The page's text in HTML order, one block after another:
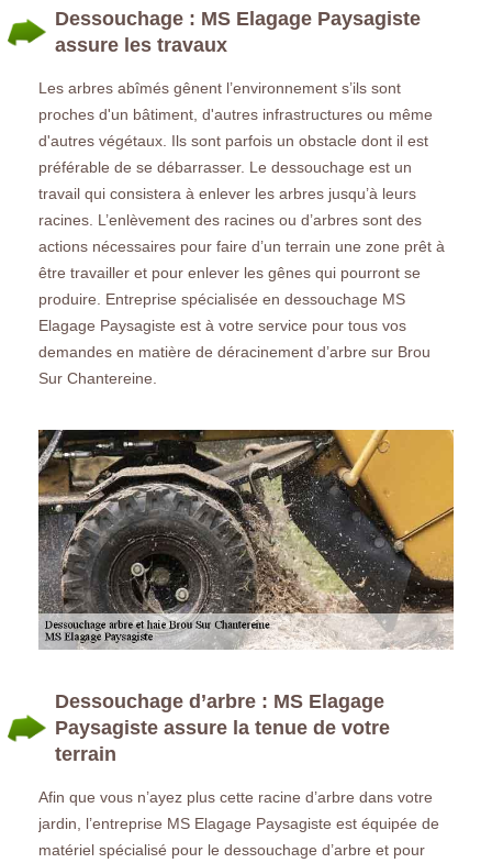
Dessouchage : MS Elagage Paysagiste
assure les travaux
Les arbres abîmés gênent l’environnement s’ils sont
proches d'un bâtiment, d'autres infrastructures ou même
d'autres végétaux. Ils sont parfois un obstacle dont il est
préférable de se débarrasser. Le dessouchage est un
travail qui consistera à enlever les arbres jusqu’à leurs
racines. L’enlèvement des racines ou d’arbres sont des
actions nécessaires pour faire d’un terrain une zone prêt à
être travailler et pour enlever les gênes qui pourront se
produire. Entreprise spécialisée en dessouchage MS
Elagage Paysagiste est à votre service pour tous vos
demandes en matière de déracinement d’arbre sur Brou
Sur Chantereine.
Dessouchage d’arbre : MS Elagage
Paysagiste assure la tenue de votre
terrain
Afin que vous n’ayez plus cette racine d’arbre dans votre
jardin, l’entreprise MS Elagage Paysagiste est équipée de
matériel spécialisé pour le dessouchage d’arbre et pour